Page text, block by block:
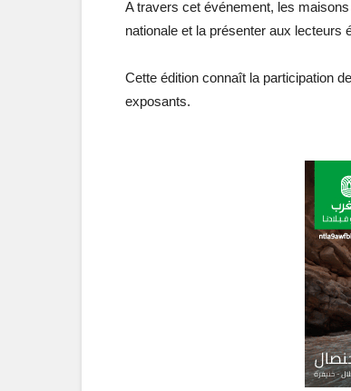
A travers cet événement, les
nationale et la présenter aux lecteurs
Cette édition connaît la participation
exposants.